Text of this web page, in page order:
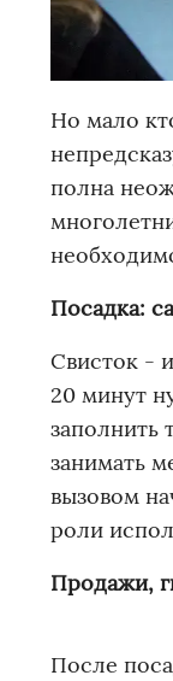
Но мало
полна
Посадка:
Свисток -
20 минут
заполнить
занимать
вызовом
роли
Продажи,
После